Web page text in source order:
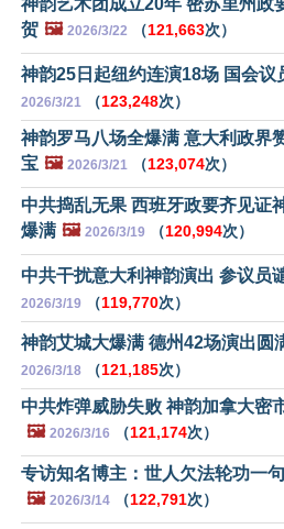
神韵艺术团成立20年 密苏里州政
贺 🖼️ 2026/3/22 （121,663次）
神韵25日起纽约连演18场 国会议
2026/3/21 （123,248次）
神韵罗马八场全爆满 意大利政界
宝 🖼️ 2026/3/21 （123,074次）
中共捣乱无果 西班牙政要齐见证
爆满 🖼️ 2026/3/19 （120,994次）
中共干扰意大利神韵演出 参议员
2026/3/19 （119,770次）
神韵艾城大爆满 德州42场演出圆
2026/3/18 （121,185次）
中共炸弹威胁失败 神韵加拿大密
🖼️ 2026/3/16 （121,174次）
专访知名博主：世人欠法轮功一
🖼️ 2026/3/14 （122,791次）